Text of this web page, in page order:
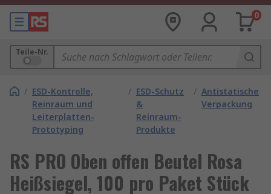
0
Teile-Nr.
/ ESD-Kontrolle,
Reinraum und
Leiterplatten-
Prototyping
/ ESD-Schutz
&
Reinraum-
Produkte
/ Antistatische
Verpackung
RS PRO Oben offen Beutel Rosa
Heißsiegel, 100 pro Paket Stück